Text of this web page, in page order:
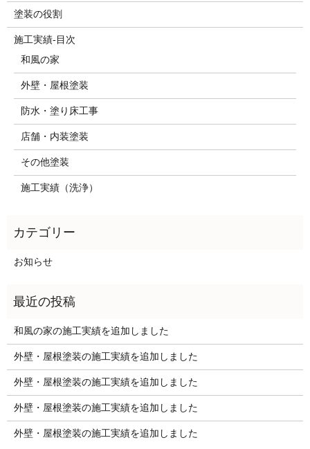
塗装の役割
施工実績-目次
和風の家
外壁・屋根塗装
防水・塗り床工事
店舗・内装塗装
その他塗装
施工実績（洗浄）
お知らせ
和風の家の施工実績を追加しました
外壁・屋根塗装の施工実績を追加しました
外壁・屋根塗装の施工実績を追加しました
外壁・屋根塗装の施工実績を追加しました
外壁・屋根塗装の施工実績を追加しました